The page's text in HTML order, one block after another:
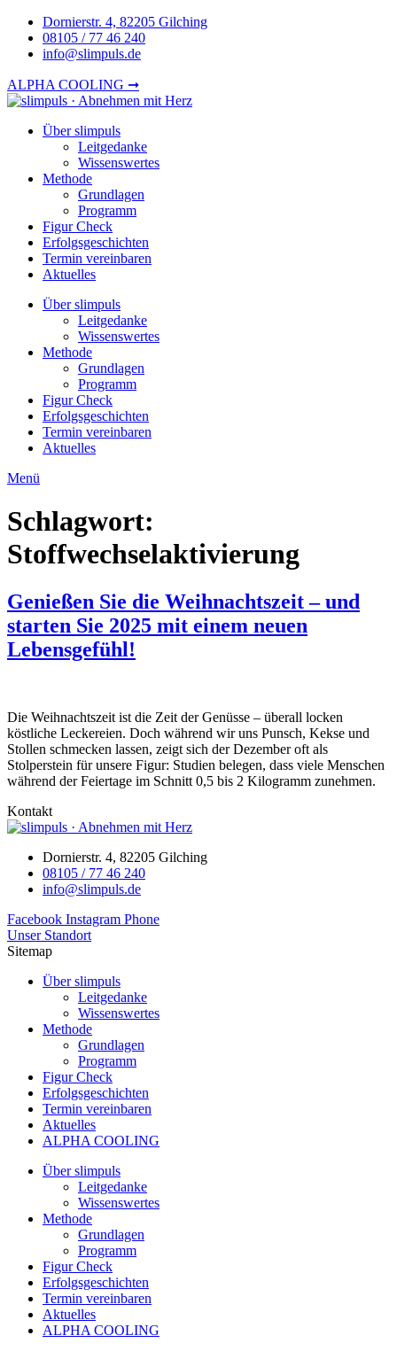
Zum
Inhalt
springen
Dornierstr. 4, 82205 Gilching
08105 / 77 46 240
info@slimpuls.de
ALPHA COOLING ➞
Über slimpuls
Leitgedanke
Wissenswertes
Methode
Grundlagen
Programm
Figur Check
Erfolgsgeschichten
Termin vereinbaren
Aktuelles
Über slimpuls
Leitgedanke
Wissenswertes
Methode
Grundlagen
Programm
Figur Check
Erfolgsgeschichten
Termin vereinbaren
Aktuelles
Menü
Schlagwort:
Stoffwechselaktivierung
Genießen Sie die Weihnachtszeit – und
starten Sie 2025 mit einem neuen
Lebensgefühl!
Die Weihnachtszeit ist die Zeit der Genüsse – überall locken
köstliche Leckereien. Doch während wir uns Punsch, Kekse und
Stollen schmecken lassen, zeigt sich der Dezember oft als
Stolperstein für unsere Figur: Studien belegen, dass viele Menschen
während der Feiertage im Schnitt 0,5 bis 2 Kilogramm zunehmen.
Kontakt
Dornierstr. 4, 82205 Gilching
08105 / 77 46 240
info@slimpuls.de
Facebook Instagram Phone
Unser Standort
Sitemap
Über slimpuls
Leitgedanke
Wissenswertes
Methode
Grundlagen
Programm
Figur Check
Erfolgsgeschichten
Termin vereinbaren
Aktuelles
ALPHA COOLING
Über slimpuls
Leitgedanke
Wissenswertes
Methode
Grundlagen
Programm
Figur Check
Erfolgsgeschichten
Termin vereinbaren
Aktuelles
ALPHA COOLING